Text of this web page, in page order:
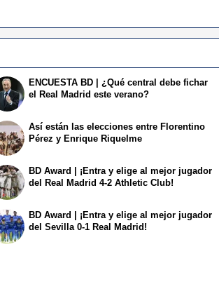
ENCUESTA BD | ¿Qué central debe fichar
el Real Madrid este verano?
Así están las elecciones entre Florentino
Pérez y Enrique Riquelme
BD Award | ¡Entra y elige al mejor jugador
del Real Madrid 4-2 Athletic Club!
BD Award | ¡Entra y elige al mejor jugador
del Sevilla 0-1 Real Madrid!